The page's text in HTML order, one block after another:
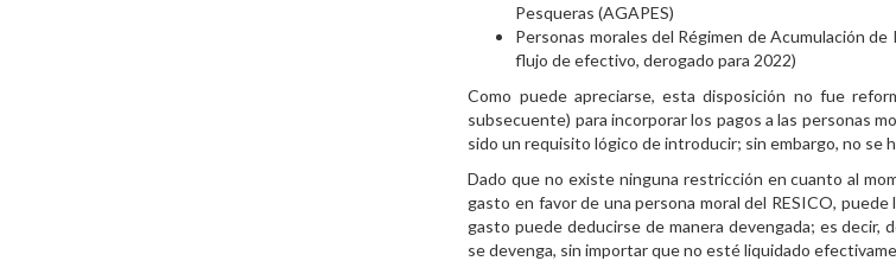
Pesqueras (AGAPES)
Personas morales del Régimen de Acumulación
flujo de efectivo, derogado para 2022)
Como puede apreciarse, esta disposición no fue
subsecuente) para incorporar los pagos a las personas
sido un requisito lógico de introducir; sin embargo, no se
Dado que no existe ninguna restricción en cuanto al
gasto en favor de una persona moral del RESICO,
gasto puede deducirse de manera devengada; es decir,
se devenga, sin importar que no esté liquidado